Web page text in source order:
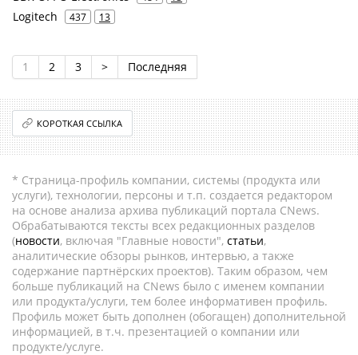
Logitech 437 13
1 2 3 > Последняя
КОРОТКАЯ ССЫЛКА
* Страница-профиль компании, системы (продукта или
услуги), технологии, персоны и т.п. создается редактором
на основе анализа архива публикаций портала CNews.
Обрабатываются тексты всех редакционных разделов
(новости, включая "Главные новости", статьи,
аналитические обзоры рынков, интервью, а также
содержание партнёрских проектов). Таким образом, чем
больше публикаций на CNews было с именем компании
или продукта/услуги, тем более информативен профиль.
Профиль может быть дополнен (обогащен) дополнительной
информацией, в т.ч. презентацией о компании или
продукте/услуге.